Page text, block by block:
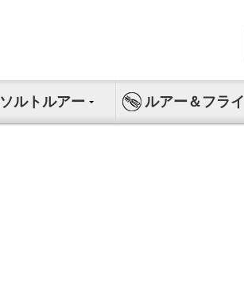
ソルトルアー ルアー＆フライ